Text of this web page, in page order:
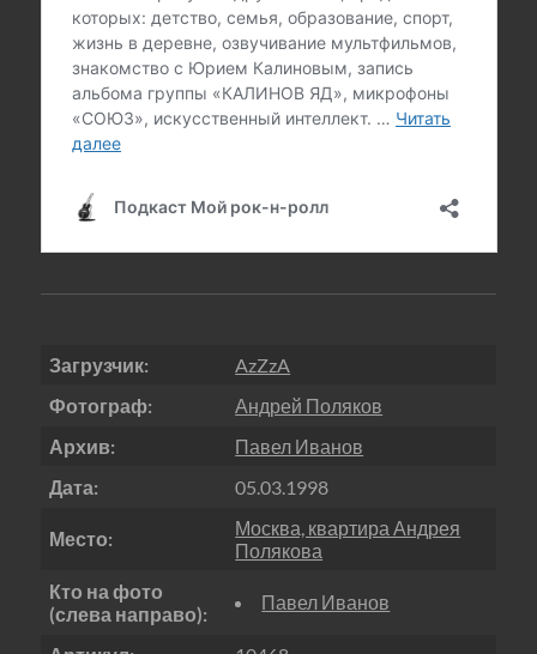
Загрузчик:
AzZzA
Фотограф:
Андрей Поляков
Архив:
Павел Иванов
Дата:
05.03.1998
Место:
Москва, квартира Андрея
Полякова
Кто на фото
(слева направо):
Павел Иванов